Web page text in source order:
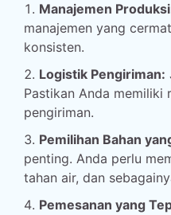
Manajemen
manajemen yang
konsisten.
Logistik Pengiriman:
Pastikan Anda memiliki
pengiriman.
Pemilihan Bahan
penting. Anda perlu
tahan air, dan
Pemesanan yang